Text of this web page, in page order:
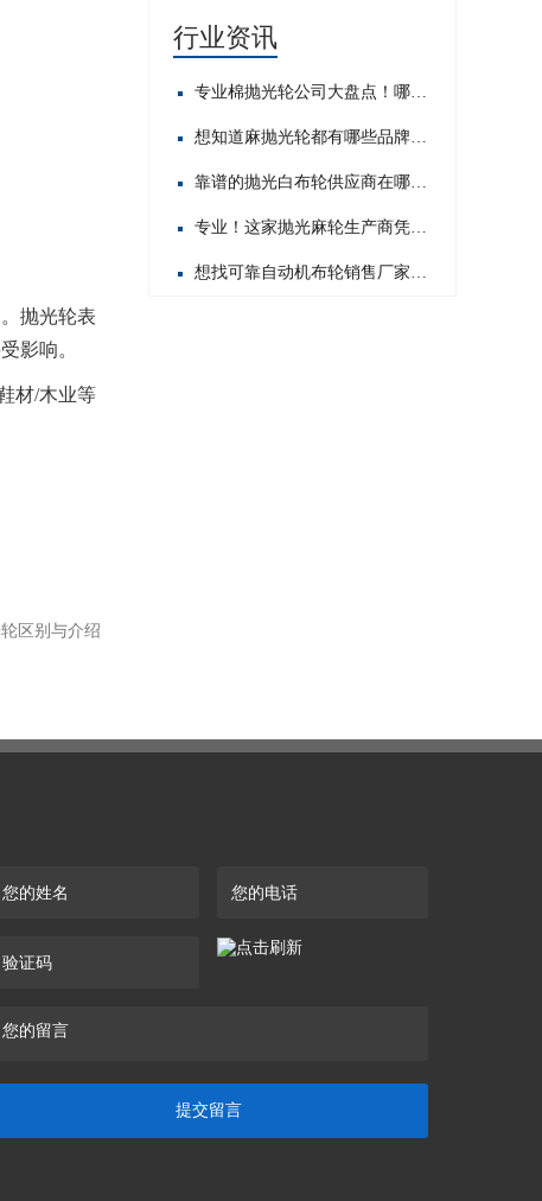
抛光轮表
影响。
材/木业等
区别与介绍
行业资讯
专业棉抛光轮公司大盘点！哪家才是行业佼佼者？
想知道麻抛光轮都有哪些品牌？这里为你揭晓热门之选！
靠谱的抛光白布轮供应商在哪？这几家值得你重点关注！
专业！这家抛光麻轮生产商凭啥在行业内脱颖而出？
想找可靠自动机布轮销售厂家？这几家值得你重点关注！